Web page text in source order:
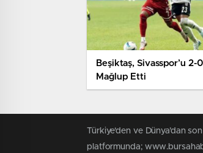
Beşiktaş, Sivasspor’u 2-0
Mağlup Etti
Türkiye'den ve Dünya’dan
platformunda;